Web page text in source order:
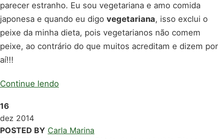
parecer estranho. Eu sou vegetariana e amo comida
japonesa e quando eu digo vegetariana, isso exclui o
peixe da minha dieta, pois vegetarianos não comem
peixe, ao contrário do que muitos acreditam e dizem por
aí!!!
Continue lendo
16
dez 2014
POSTED BY Carla Marina